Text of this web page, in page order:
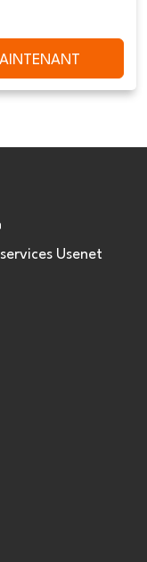
Usenet